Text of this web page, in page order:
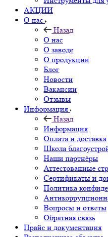
АКЦИИ
О нас
Назад
О нас
О заводе
О продукции
Блог
Новости
Вакансии
Отзывы
Информация
Назад
Информация
Оплата и доставка
Школа
Наши партнёры
Аттестованные
Сертификаты и
Политика
Вопросы и ответы
Обратная связь
Прайс и документация